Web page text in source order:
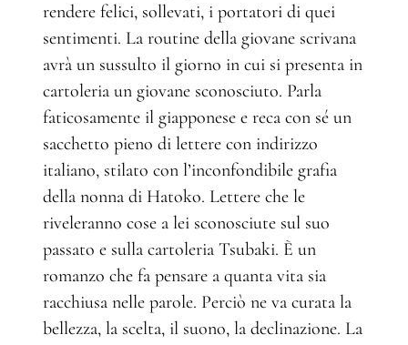
rendere felici, sollevati, i portatori di quei
sentimenti. La routine della giovane scrivana
avrà un sussulto il giorno in cui si presenta in
cartoleria un giovane sconosciuto. Parla
faticosamente il giapponese e reca con sé un
sacchetto pieno di lettere con indirizzo
italiano, stilato con l’inconfondibile grafia
della nonna di Hatoko. Lettere che le
riveleranno cose a lei sconosciute sul suo
passato e sulla cartoleria Tsubaki. È un
romanzo che fa pensare a quanta vita sia
racchiusa nelle parole. Perciò ne va curata la
bellezza, la scelta, il suono, la declinazione. La